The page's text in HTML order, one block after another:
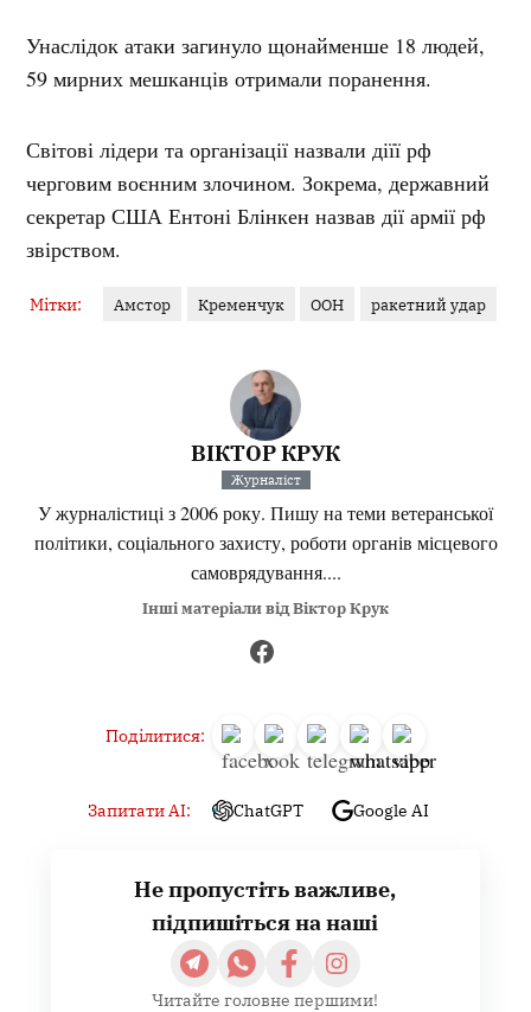
Унаслідок атаки загинуло щонайменше 18 людей,
59 мирних мешканців отримали поранення.
Світові лідери та організації назвали діїї рф
черговим воєнним злочином. Зокрема, державний
секретар СШАЕнтоні Блінкен назвав дії армії рф
звірством.
Мітки: Амстор Кременчук ООН ракетний удар
ВІКТОР КРУК
Журналіст
У журналістиці з 2006 року. Пишу на теми ветеранської
політики, соціального захисту, роботи органів місцевого
самоврядування....
Інші матеріали від Віктор Крук
Поділитися:
Запитати AI: ChatGPT Google AI
Не пропустіть важливе,
підпишіться на наші
Читайте головне першими!